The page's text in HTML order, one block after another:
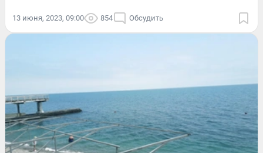
13 июня, 2023, 09:00 854 Обсудить